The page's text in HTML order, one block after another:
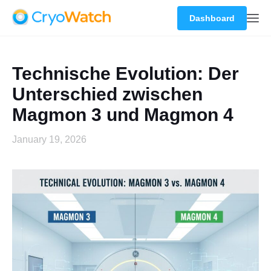
Dashboard
Technische Evolution: Der
Unterschied zwischen
Magmon 3 und Magmon 4
January 19, 2026